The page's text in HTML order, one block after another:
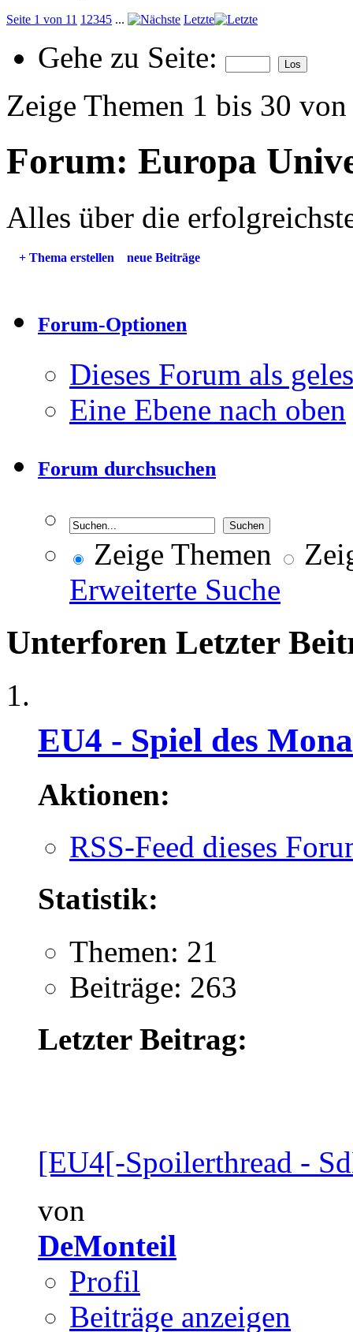
Seite 1 von 11 1 2345 ... Letzte
Gehe zu Seite:
Zeige Themen 1 bis 30
Forum: Europa
Alles über die
+ Thema erstellen neue Beiträge
Forum-Optionen
Dieses Forum als
Eine Ebene nach oben
Forum durchsuchen
Zeige Themen
Erweiterte Suche
Unterforen Letzter
EU4 - Spiel des
Aktionen:
RSS-Feed dieses
Statistik:
Themen: 21
Beiträge: 263
Letzter Beitrag:
[EU4[-Spoilerthread -
von
DeMonteil
Profil
Beiträge anzeigen